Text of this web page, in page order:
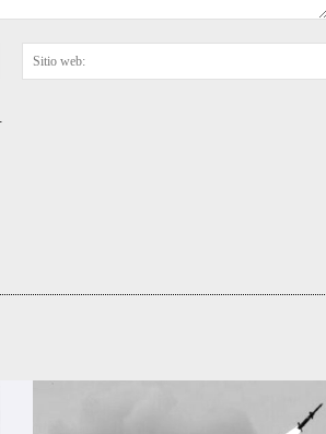
Correo
electrónico:*